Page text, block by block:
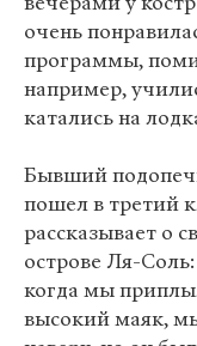
очень
программы,
например,
катались на
Бывший
пошел в третий
рассказывает о
острове Ля-
когда мы
высокий маяк,